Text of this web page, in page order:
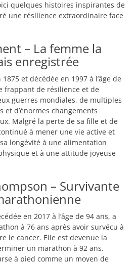
quelques histoires inspirantes de
une résilience extraordinaire face
– La femme la
enregistrée
et décédée en 1997 à l’âge de
frappant de résilience et de
guerres mondiales, de multiples
et d’énormes changements
Malgré la perte de sa fille et de
à mener une vie active et
longévité à une alimentation
et à une attitude joyeuse
– Survivante
en 2017 à l’âge de 94 ans, a
à 76 ans après avoir survécu à
le cancer. Elle est devenue la
un marathon à 92 ans.
à pied comme un moyen de